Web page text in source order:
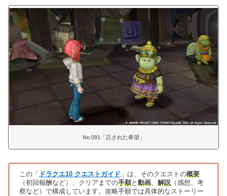
No.091「託された希望」
この「 ドラクエ10 クエストガイド 」は、そのクエストの概要
（初回報酬など）、クリアまでの手順と 動画、 解説（感想、考
察など）で構成しています。攻略手順では具体的なストーリー